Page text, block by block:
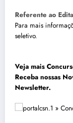
Referente ao
Para mais
seletivo.
Veja mais
Receba nossas
Newsletter.